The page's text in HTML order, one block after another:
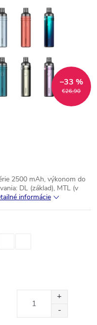
€26,90
–33 %
2500 mAh, výkonom do
DL (základ), MTL (v
informácie